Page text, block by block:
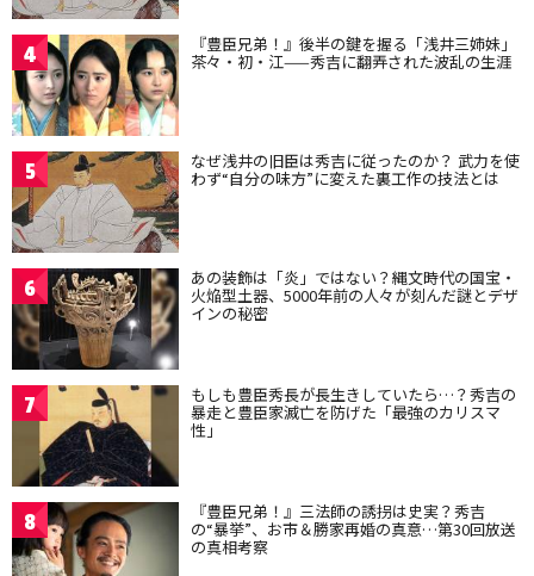
4 『豊臣兄弟！』後半の鍵を握る「浅井三姉妹」
茶々・初・江——秀吉に翻弄された波乱の生涯
5 なぜ浅井の旧臣は秀吉に従ったのか？ 武力を使
わず“自分の味方”に変えた裏工作の技法とは
6 あの装飾は「炎」ではない？縄文時代の国宝・
火焔型土器、5000年前の人々が刻んだ謎とデザ
インの秘密
7 もしも豊臣秀長が長生きしていたら…？秀吉の
暴走と豊臣家滅亡を防げた「最強のカリスマ
性」
8 『豊臣兄弟！』三法師の誘拐は史実？秀吉
の“暴挙”、お市＆勝家再婚の真意…第30回放送
の真相考察